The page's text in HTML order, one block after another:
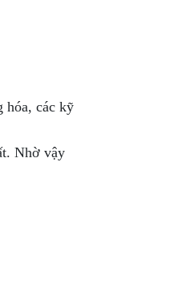
hóa, các kỹ
Nhờ vậy